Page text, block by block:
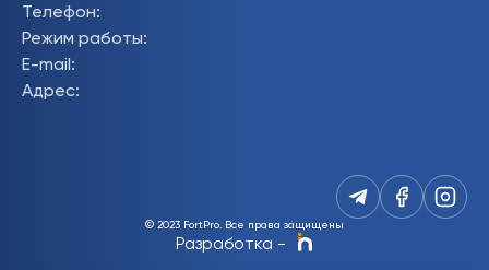
Телефон:
Режим работы:
E-mail :
Адрес:
© 2023 FortPro. Все права защищены
Разработка -